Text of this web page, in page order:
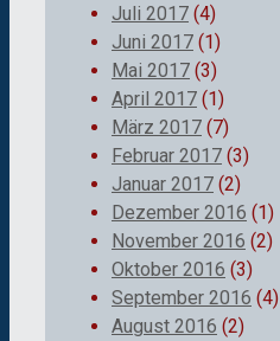
Juli 2017 (4)
Juni 2017 (1)
Mai 2017 (3)
April 2017 (1)
März 2017 (7)
Februar 2017 (3)
Januar 2017 (2)
Dezember 2016 (1)
November 2016 (2)
Oktober 2016 (3)
September 2016 (4)
August 2016 (2)